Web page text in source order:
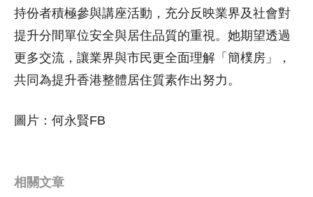
持份者積極參與講座活動，充分反映業界及社會對
提升分間單位安全與居住品質的重視。她期望透過
更多交流，讓業界與市民更全面理解「簡樸房」，
共同為提升香港整體居住質素作出努力。
圖片：何永賢FB
相關文章